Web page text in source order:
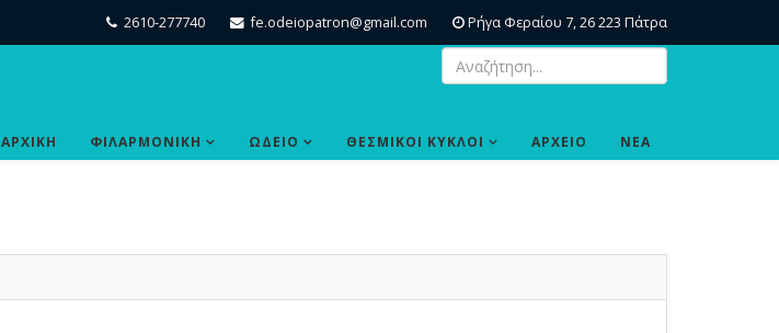
2610-277740 fe.odeiopatron@gmail.com Ρήγα Φεραίου 7, 26 223 Πάτρα
ΑΡΧΙΚΗ ΦΙΛΑΡΜΟΝΙΚΗ ΩΔΕΙΟ ΘΕΣΜΙΚΟΙ ΚΥΚΛΟΙ ΑΡΧΕΙΟ ΝΕΑ